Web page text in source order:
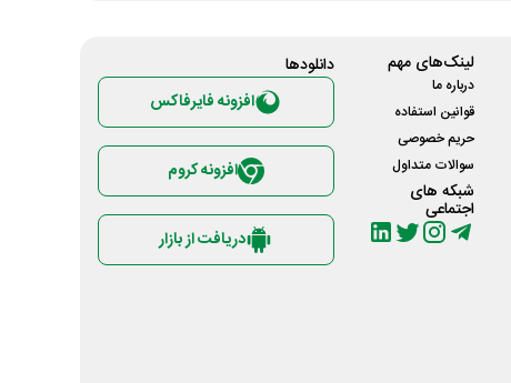
لینک‌های مهم
درباره ما
قوانین استفاده
حریم خصوصی
سوالات متداول
شبکه های
اجتماعی
دانلود‌ها
افزونه فایرفاکس
افزونه کروم
دریافت از بازار